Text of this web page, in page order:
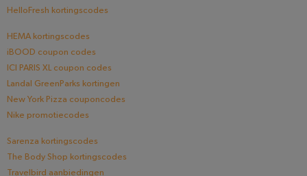
HelloFresh kortingscodes
HEMA kortingscodes
iBOOD coupon codes
ICI PARIS XL coupon codes
Landal GreenParks kortingen
New York Pizza couponcodes
Nike promotiecodes
Sarenza kortingscodes
The Body Shop kortingscodes
Travelbird aanbiedingen